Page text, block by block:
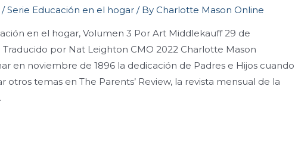
/Serie Educación en el hogar / ByCharlotte Mason Online
en el hogar, Volumen 3 Por Art Middlekauff 29 de
por Nat Leighton CMO 2022 Charlotte Mason
en noviembre de 1896 la dedicación de Padres e Hijos cuando
otros temas en The Parents’ Review, la revista mensual de la